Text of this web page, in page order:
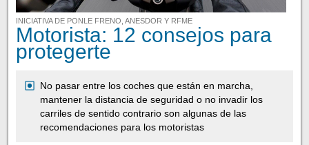
INICIATIVA DE PONLE FRENO, ANESDOR Y RFME
Motorista: 12 consejos para
protegerte
No pasar entre los coches que están en marcha,
mantener la distancia de seguridad o no invadir los
carriles de sentido contrario son algunas de las
recomendaciones para los motoristas